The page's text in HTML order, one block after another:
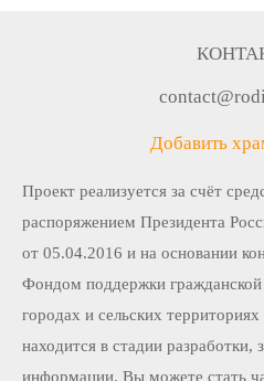
Добавить
Проект реализуется за счёт
распоряжением Президента
от 05.04.2016 и на основании
Фондом поддержки гражданской
городах и сельских
находится в стадии разработки,
информации. Вы можете стать